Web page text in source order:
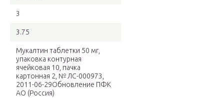
3
3.75
Мукалтин таблетки 50 мг,
упаковка контурная
ячейковая 10, пачка
картонная 2, № ЛС-000973,
2011-06-29Обновление ПФК
АО (Россия)